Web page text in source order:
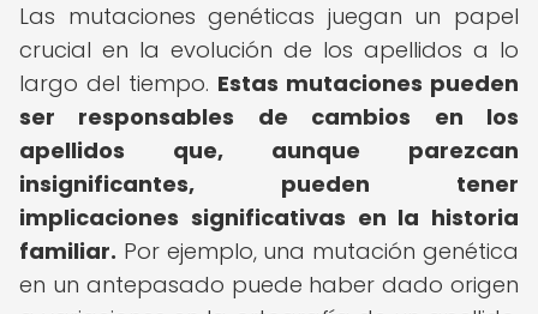
Las mutaciones genéticas juegan un papel
crucial en la evolución de los apellidos a lo
largo del tiempo. Estas mutaciones pueden
ser responsables de cambios en los
apellidos que, aunque parezcan
insignificantes, pueden tener
implicaciones significativas en la historia
familiar. Por ejemplo, una mutación genética
en un antepasado puede haber dado origen